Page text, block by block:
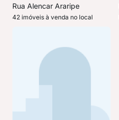
Rua Alencar Araripe
42 imóveis à venda no local